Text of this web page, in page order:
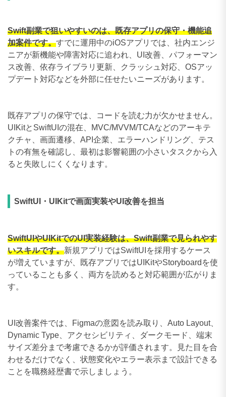
Swift副業で狙いやすいのは、既存アプリの保守・機能追
加案件です。すでに運用中のiOSアプリでは、社内エンジ
ニアが新機能や障害対応に追われ、UI改善、パフォーマン
ス改善、依存ライブラリ更新、クラッシュ対応、OSアッ
プデート対応などを外部に任せたいニーズがあります。
既存アプリの保守では、コードを読む力が欠かせません。
UIKitとSwiftUIの混在、MVC/MVVM/TCAなどのアーキテ
クチャ、画面遷移、API企業、エラーハンドリング、テス
トの有無を確認し、最初は影響範囲の小さいタスクから入
ると失敗しにくくなります。
SwiftUI・UIKitで画面実装やUI改善を担当
SwiftUIやUIKitでのUI実装経験は、Swift副業で見られやす
いスキルです。新規アプリではSwiftUIを採用するケース
が増えていますが、既存アプリではUIKitやStoryboardを使
っていることも多く、両方を読めると対応範囲が広がりま
す。
UI改善案件では、Figmaの意図を読み取り、Auto Layout、
Dynamic Type、アクセシビリティ、ダークモード、端末
サイズ差分まで考慮できるかが評価されます。見た目を合
わせるだけでなく、状態変化やエラー表示まで設計できる
ことを職務経歴書で示しましょう。